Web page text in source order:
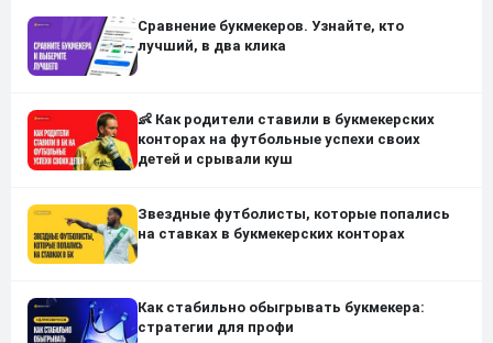
Сравнение букмекеров. Узнайте, кто
лучший, в два клика
👶 Как родители ставили в букмекерских
конторах на футбольные успехи своих
детей и срывали куш
Звездные футболисты, которые попались
на ставках в букмекерских конторах
Как стабильно обыгрывать букмекера:
стратегии для профи